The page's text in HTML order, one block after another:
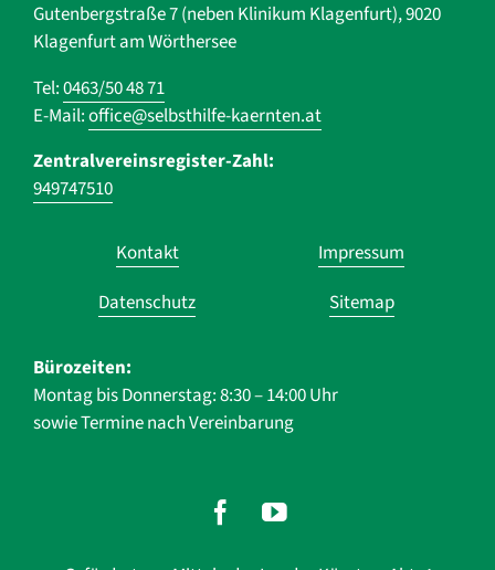
Gutenbergstraße 7 (neben Klinikum Klagenfurt), 9020
Klagenfurt am Wörthersee
Tel:0463/50 48 71
E-Mail:office@selbsthilfe-kaernten.at
Zentralvereinsregister-Zahl:
949747510
Navigation
überspringen
Kontakt
Impressum
Datenschutz
Sitemap
Bürozeiten:
Montag bis Donnerstag: 8:30 – 14:00 Uhr
sowie Termine nach Vereinbarung